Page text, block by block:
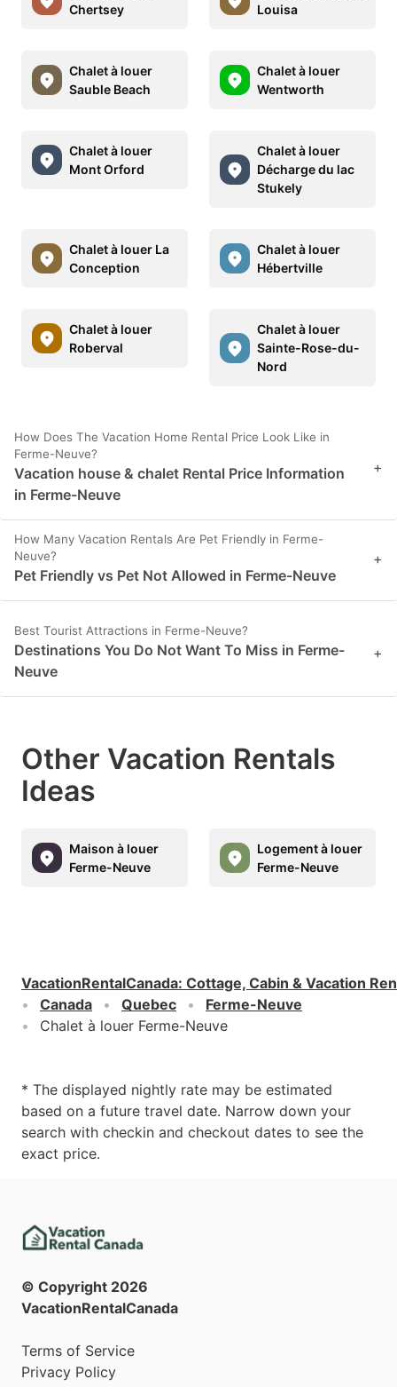
Chertsey
Louisa
Chalet à louer
Sauble Beach
Chalet à louer
Wentworth
Chalet à louer
Mont Orford
Chalet à louer
Décharge du lac
Stukely
Chalet à louer La
Conception
Chalet à louer
Hébertville
Chalet à louer
Roberval
Chalet à louer
Sainte-Rose-du-
Nord
How Does The Vacation Home Rental Price Look Like in
Ferme-Neuve?
Vacation house & chalet Rental Price Information
in Ferme-Neuve
+
How Many Vacation Rentals Are Pet Friendly in Ferme-
Neuve?
Pet Friendly vs Pet Not Allowed in Ferme-Neuve
+
Best Tourist Attractions in Ferme-Neuve?
Destinations You Do Not Want To Miss in Ferme-
Neuve
+
Other Vacation Rentals
Ideas
Maison à louer
Ferme-Neuve
Logement à louer
Ferme-Neuve
VacationRentalCanada: Cottage, Cabin & Vacation
Canada
Quebec
Ferme-Neuve
Chalet à louer Ferme-Neuve
* The displayed nightly rate may be estimated
based on a future travel date. Narrow down your
search with checkin and checkout dates to see the
exact price.
© Copyright 2026
VacationRentalCanada
Terms of Service
Privacy Policy